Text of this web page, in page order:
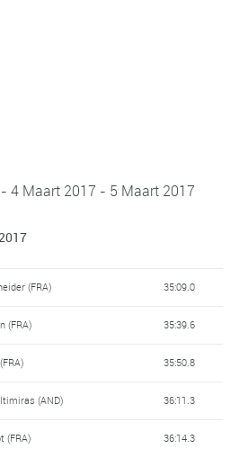
4 Maart 2017 - 5 Maart 2017
(FRA) 35:09.0
(FRA) 35:39.6
35:50.8
(AND) 36:11.3
(FRA) 36:14.3